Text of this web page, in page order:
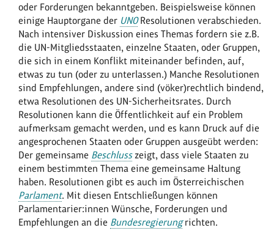
oder Forderungen bekanntgeben. Beispielsweise können
einige Hauptorgane der UNOResolutionen verabschieden.
Nach intensiver Diskussion eines Themas fordern sie z.B.
die UN-Mitgliedsstaaten, einzelne Staaten, oder Gruppen,
die sich in einem Konflikt miteinander befinden, auf,
etwas zu tun (oder zu unterlassen.) Manche Resolutionen
sind Empfehlungen, andere sind (vöker)rechtlich bindend,
etwa Resolutionen des UN-Sicherheitsrates. Durch
Resolutionen kann die Öffentlichkeit auf ein Problem
aufmerksam gemacht werden, und es kann Druck auf die
angesprochenen Staaten oder Gruppen ausgeübt werden:
Der gemeinsame Beschlusszeigt, dass viele Staaten zu
einem bestimmten Thema eine gemeinsame Haltung
haben. Resolutionen gibt es auch im Österreichischen
Parlament. Mit diesen Entschließungen können
Parlamentarier:innen Wünsche, Forderungen und
Empfehlungen an die Bundesregierungrichten.